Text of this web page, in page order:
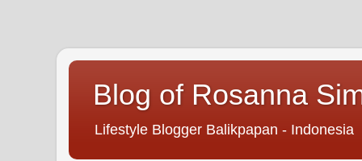
Blog of Rosanna
Lifestyle Blogger Balikpapan - Indonesia